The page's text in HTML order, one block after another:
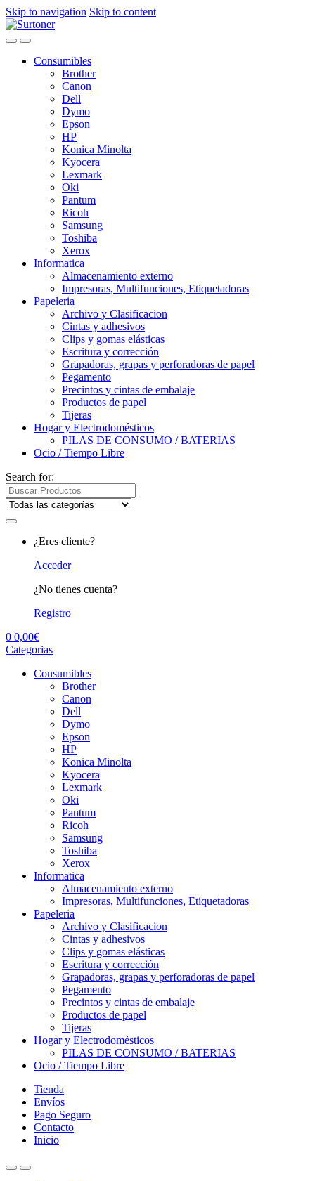
Skip to navigation Skip to content
Consumibles
Brother
Canon
Dell
Dymo
Epson
HP
Konica Minolta
Kyocera
Lexmark
Oki
Pantum
Ricoh
Samsung
Toshiba
Xerox
Informatica
Almacenamiento externo
Impresoras, Multifunciones, Etiquetadoras
Papeleria
Archivo y Clasificacion
Cintas y adhesivos
Clips y gomas elásticas
Escritura y corrección
Grapadoras, grapas y perforadoras de papel
Pegamento
Precintos y cintas de embalaje
Productos de papel
Tijeras
Hogar y Electrodomésticos
PILAS DE CONSUMO / BATERIAS
Ocio / Tiempo Libre
Search for:
¿Eres cliente?
Acceder
¿No tienes cuenta?
Registro
0 0,00€
Categorias
Consumibles
Brother
Canon
Dell
Dymo
Epson
HP
Konica Minolta
Kyocera
Lexmark
Oki
Pantum
Ricoh
Samsung
Toshiba
Xerox
Informatica
Almacenamiento externo
Impresoras, Multifunciones, Etiquetadoras
Papeleria
Archivo y Clasificacion
Cintas y adhesivos
Clips y gomas elásticas
Escritura y corrección
Grapadoras, grapas y perforadoras de papel
Pegamento
Precintos y cintas de embalaje
Productos de papel
Tijeras
Hogar y Electrodomésticos
PILAS DE CONSUMO / BATERIAS
Ocio / Tiempo Libre
Tienda
Envíos
Pago Seguro
Contacto
Inicio